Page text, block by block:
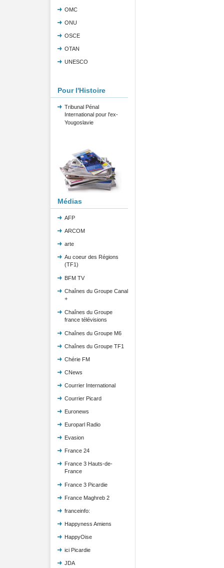
OMC
ONU
OSCE
OTAN
UNESCO
Pour l'Histoire
Tribunal Pénal
International pour l'ex-
Yougoslavie
Médias
AFP
ARCOM
arte
Au coeur des Régions
(TF1)
BFM TV
Chaînes du Groupe Canal
+
Chaînes du Groupe
france télévisions
Chaînes du Groupe M6
Chaînes du Groupe TF1
Chérie FM
CNews
Courrier International
Courrier Picard
Euronews
Europarl Radio
Evasion
France 24
France 3 Hauts-de-
France
France 3 Picardie
France Maghreb 2
franceinfo:
Happyness Amiens
HappyOise
ici Picardie
JDA